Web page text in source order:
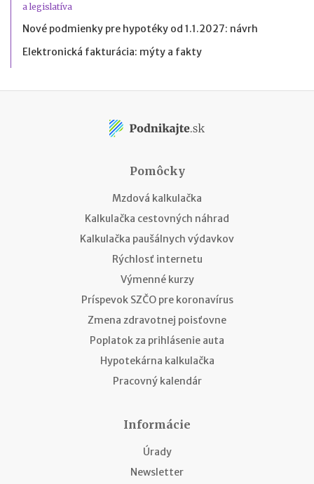
a legislatíva
Nové podmienky pre hypotéky od 1.1.2027: návrh
Elektronická fakturácia: mýty a fakty
Pomôcky
Mzdová kalkulačka
Kalkulačka cestovných náhrad
Kalkulačka paušálnych výdavkov
Rýchlosť internetu
Výmenné kurzy
Príspevok SZČO pre koronavírus
Zmena zdravotnej poisťovne
Poplatok za prihlásenie auta
Hypotekárna kalkulačka
Pracovný kalendár
Informácie
Úrady
Newsletter